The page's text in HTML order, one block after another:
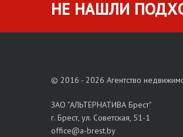
НЕ НАШЛИ
© 2016 - 2026 Агентство
ЗАО "АЛЬТЕРНАТИВА Брест"
г. Брест, ул. Советская, 51-1
office@a-brest.by